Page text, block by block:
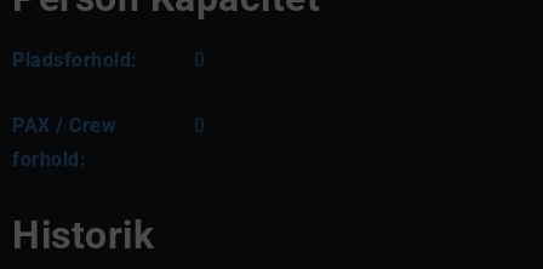
Pladsforhold: 0
PAX / Crew
forhold:
0
Historik